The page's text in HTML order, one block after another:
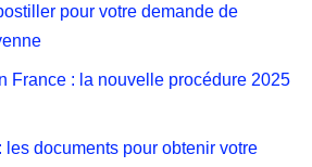
pour votre demande de
France : la nouvelle procédure 2025
documents pour obtenir votre